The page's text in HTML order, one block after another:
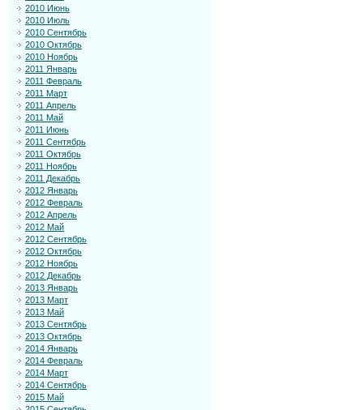
2010 Июнь
2010 Июль
2010 Сентябрь
2010 Октябрь
2010 Ноябрь
2011 Январь
2011 Февраль
2011 Март
2011 Апрель
2011 Май
2011 Июнь
2011 Сентябрь
2011 Октябрь
2011 Ноябрь
2011 Декабрь
2012 Январь
2012 Февраль
2012 Апрель
2012 Май
2012 Сентябрь
2012 Октябрь
2012 Ноябрь
2012 Декабрь
2013 Январь
2013 Март
2013 Май
2013 Сентябрь
2013 Октябрь
2014 Январь
2014 Февраль
2014 Март
2014 Сентябрь
2015 Май